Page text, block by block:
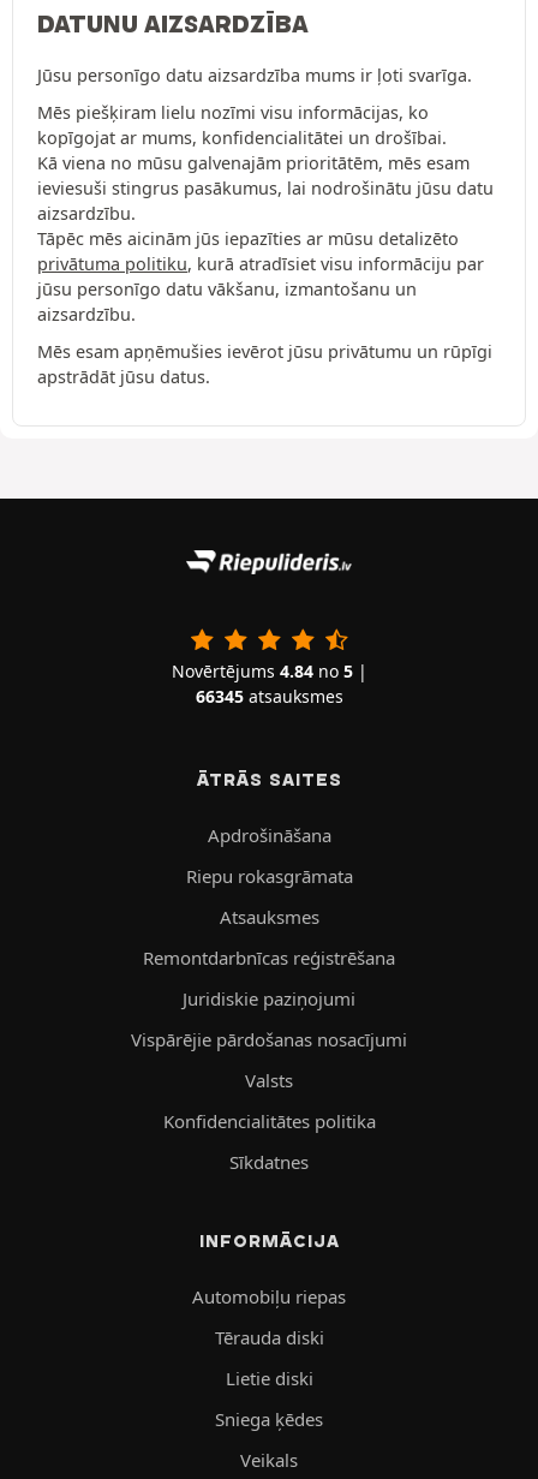
DATUNU AIZSARDZĪBA
Jūsu personīgo datu aizsardzība mums ir ļoti svarīga.
Mēs piešķiram lielu nozīmi visu informācijas, ko
kopīgojat ar mums, konfidencialitātei un drošībai.
Kā viena no mūsu galvenajām prioritātēm, mēs esam
ieviesuši stingrus pasākumus, lai nodrošinātu jūsu datu
aizsardzību.
Tāpēc mēs aicinām jūs iepazīties ar mūsu detalizēto
privātuma politiku, kurā atradīsiet visu informāciju par
jūsu personīgo datu vākšanu, izmantošanu un
aizsardzību.
Mēs esam apņēmušies ievērot jūsu privātumu un rūpīgi
apstrādāt jūsu datus.
Novērtējums 4.84no 5|
66345atsauksmes
ĀTRĀS SAITES
Apdrošināšana
Riepu rokasgrāmata
Atsauksmes
Remontdarbnīcas reģistrēšana
Juridiskie paziņojumi
Vispārējie pārdošanas nosacījumi
Valsts
Konfidencialitātes politika
Sīkdatnes
INFORMĀCIJA
Automobiļu riepas
Tērauda diski
Lietie diski
Sniega ķēdes
Veikals